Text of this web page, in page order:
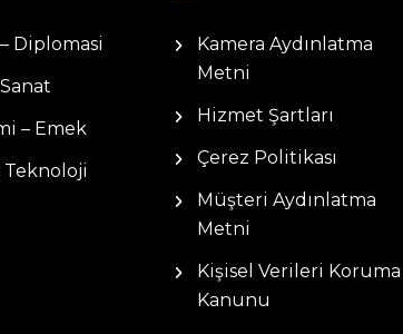
Diplomasi
– Emek
Teknoloji
Kamera Aydınlatma
Metni
Hizmet Şartları
Çerez Politikası
Müşteri Aydınlatma
Metni
Kişisel Verileri Koruma
Kanunu